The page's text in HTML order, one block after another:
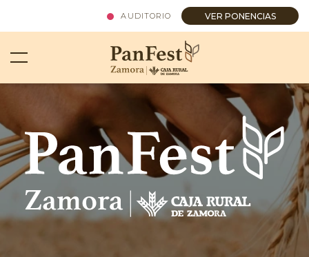
AUDITORIO VER PONENCIAS